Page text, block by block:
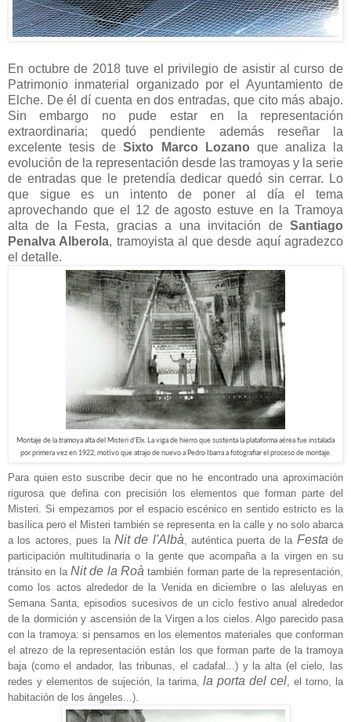
En octubre de 2018 tuve el privilegio de asistir al curso de
Patrimonio inmaterial organizado por el Ayuntamiento de
Elche. De él dí cuenta en dos entradas, que cito más abajo.
Sin embargo no pude estar en la representación
extraordinaria; quedó pendiente además reseñar la
excelente tesis deSixto Marco Lozano que analiza la
evolución de la representación desde las tramoyas y la serie
de entradas que le pretendía dedicar quedó sin cerrar. Lo
que sigue es un intento de poner al día el tema
aprovechando que el 12 de agosto estuve en la Tramoya
alta de la Festa, gracias a una invitación de Santiago
Penalva Alberola, tramoyista al que desde aquí agradezco
el detalle.
Montaje de la tramoya alta del Misteri d’Elx. La viga de hierro que sustenta la plataforma aérea fue instalada
por primera vez en 1922, motivo que atrajo de nuevo a Pedro Ibarra a fotografiar el proceso de montaje.
Para quien esto suscribe decir que no he encontrado una aproximación
rigurosa que defina con precisión los elementos que forman parte del
Misteri. Si empezamos por el espacio escénico en sentido estricto es la
basílica pero el Misteri también se representa en la calle y no solo abarca
a los actores, pues la Nit de l'Albà , auténtica puerta de la Festa de
participación multitudinaria o la gente que acompaña a la virgen en su
tránsito en la Nit de la Roà también forman parte de la representación,
como los actos alrededor de la Venida en diciembre o las aleluyas en
Semana Santa, episodios sucesivos de un ciclo festivo anual alrededor
de la dormición y ascensión de la Virgen a los cielos. Algo parecido pasa
con la tramoya: si pensamos en los elementos materiales que conforman
el atrezo de la representación están los que forman parte de la tramoya
baja (como el andador, las tribunas, el cadafal...) y la alta (el cielo, las
redes y elementos de sujeción, la tarima,la porta del cel , el torno, la
habitación de los ángeles...).